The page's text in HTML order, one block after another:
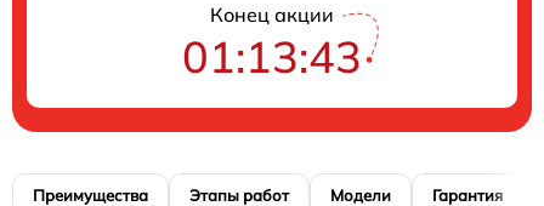
Конец акции
01:13:42
Преимущества Этапы работ Модели Гарантия